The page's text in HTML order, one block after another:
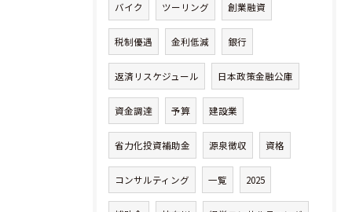
バイク ツーリング 創業融資
税制優遇 金利低減 銀行
返済リスケジュール 日本政策金融公庫
資金調達 予算 建設業
省力化投資補助金 源泉徴収 資格
コンサルティング 一覧 2025